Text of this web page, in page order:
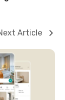
Article